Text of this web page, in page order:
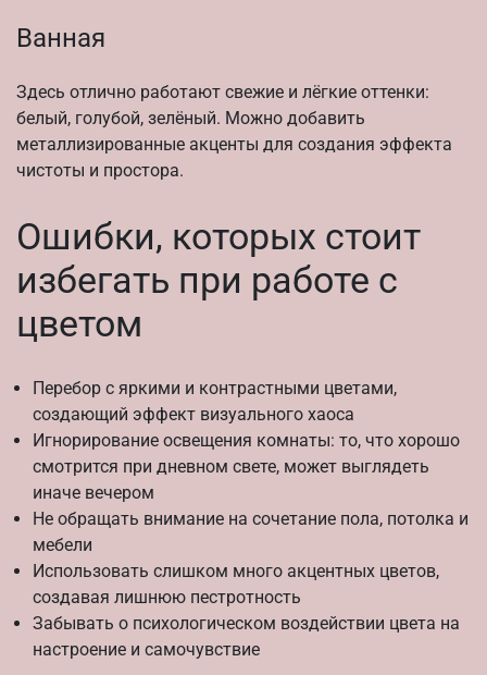
Ванная
Здесь отлично работают свежие и лёгкие оттенки:
белый, голубой, зелёный. Можно добавить
металлизированные акценты для создания эффекта
чистоты и простора.
Ошибки, которых стоит
избегать при работе с
цветом
Перебор с яркими и контрастными цветами,
создающий эффект визуального хаоса
Игнорирование освещения комнаты: то, что хорошо
смотрится при дневном свете, может выглядеть
иначе вечером
Не обращать внимание на сочетание пола, потолка и
мебели
Использовать слишком много акцентных цветов,
создавая лишнюю пестротность
Забывать о психологическом воздействии цвета на
настроение и самочувствие